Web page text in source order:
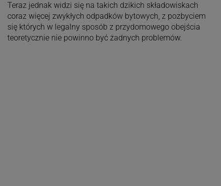
Teraz jednak widzi się na takich dzikich składowiskach
coraz więcej zwykłych odpadków bytowych, z pozbyciem
się których w legalny sposób z przydomowego obejścia
teoretycznie nie powinno być żadnych problemów.